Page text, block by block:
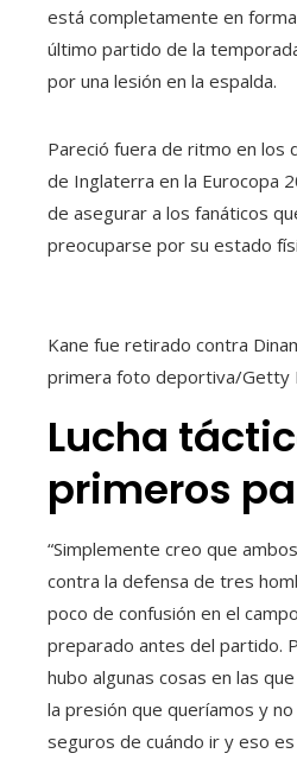
está completamente en
último partido de la
por una lesión en la espalda.
Pareció fuera de ritmo en los
de Inglaterra en la Eurocopa
de asegurar a los fanáticos
preocuparse por su estado
Kane fue retirado contra
primera foto deportiva/Getty
Lucha
primeros
“Simplemente creo que
contra la defensa de tres
poco de confusión en el
preparado antes del partido.
hubo algunas cosas en las
la presión que queríamos y
seguros de cuándo ir y eso es